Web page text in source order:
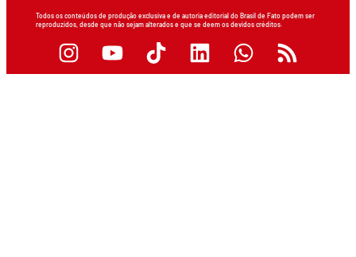
Todos os conteúdos de produção exclusiva e de autoria editorial do Brasil de Fato podem ser
reproduzidos, desde que não sejam alterados e que se deem os devidos créditos.